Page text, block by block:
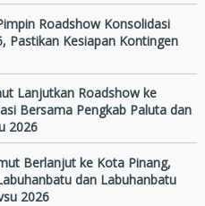
Roadshow Konsolidasi
Pastikan Kesiapan Kontingen
Lanjutkan Roadshow ke
Bersama Pengkab Paluta dan
2026
Berlanjut ke Kota Pinang,
dan Labuhanbatu
2026